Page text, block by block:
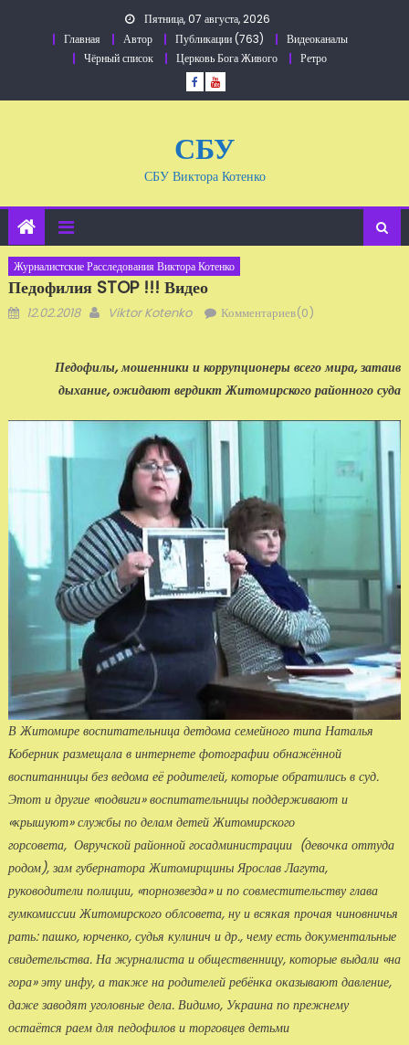
Пятница, 07 августа, 2026
Главная
Автор Публикации (763)
Видеоканалы
Чёрный список
Церковь Бога Живого Ретро
СБУ
СБУ Виктора Котенко
Журналистские Расследования Виктора Котенко
Педофилия STOP !!! Видео
Добавлено
12.02.2018 Автор
Viktor Kotenko Комментариев(0)
Педофилы, мошенники и коррупционеры всего мира, затаив
дыхание, ожидают вердикт Житомирского районного суда
В Житомире воспитательница детдома семейного типа Наталья
Коберник размещала в интернете фотографии обнажённой
воспитанницы без ведома её родителей, которые обратились в суд.
Этот и другие «подвиги» воспитательницы поддерживают и
«крышуют» службы по делам детей Житомирского
горсовета, Овручской районной госадминистрации (девочка оттуда
родом), зам губернатора Житомирщины Ярослав Лагута,
руководители полиции, «порнозвезда» и по совместительству глава
гумкомиссии Житомирского облсовета, ну и всякая прочая чиновничья
рать: пашко, юрченко, судья кулинич и др., чему есть документальные
свидетельства. На журналиста и общественницу, которые выдали «на
гора» эту инфу, а также на родителей ребёнка оказывают давление,
даже заводят уголовные дела. Видимо, Украина по прежнему
остаётся раем для педофилов и торговцев детьми